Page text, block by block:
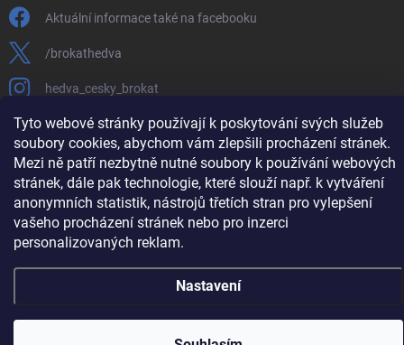
Tyto webové stránky používají k poskytování svých služeb
soubory cookies, abychom vám zlepšili procházení stránek.
Mezi ně patří nezbytně nutné soubory k používání webových
stránek, dále pak technologie, které slouží např. k vytváření
anonymních statistik, nástrojů třetích stran pro vylepšení
vašeho procházení stránek nebo pro inzerci
personalizovaných reklam.
Nastavení
Aktuální informace také na facebooku
/brokathedva
hedva_cesky_brokat
https://www.youtube.com/channel/
Copyright 2026Hedva ČESKÝ BROKÁT . Všechna práva vyhrazena.Upravit
nastavení cookies